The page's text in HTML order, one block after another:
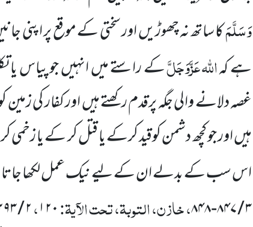
وَسَلَّمَکا ساتھ نہ چھوڑیں اور سختی کے موقع پر اپنی
ہے کہاللہعَزَّوَجَلَّکے راستے میں انہیں جو پیاس یا
غصہ دلانےوالی جگہ پرقدم رکھتے ہیں اور کفار
ہیں اور جو کچھ دشمن کوقید کرکے یا قتل کر کے یا
اس سب کے بدلے ان کے لیے نیک عمل لکھا
۳/۸۴۷-۸۴۸، خازن، التوبۃ، تحت الآیۃ:۱۲۰،۲/